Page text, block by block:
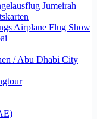
Jumeirah –
Airplane Flug Show
/ Abu Dhabi City